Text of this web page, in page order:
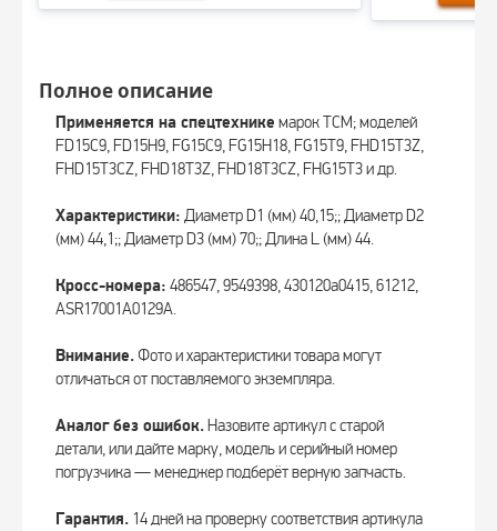
Полное описание
Применяется на спецтехнике марок TCM; моделей
FD15C9, FD15H9, FG15C9, FG15H18, FG15T9, FHD15T3Z,
FHD15T3CZ, FHD18T3Z, FHD18T3CZ, FHG15T3 и др.
Характеристики: Диаметр D1 (мм) 40,15;; Диаметр D2
(мм) 44,1;; Диаметр D3 (мм) 70;; Длина L (мм) 44.
Кросс-номера: 486547, 9549398, 430120a0415, 61212,
ASR17001A0129A.
Внимание.Фото и характеристики товара могут
отличаться от поставляемого экземпляра.
Аналог без ошибок.Назовите артикул с старой
детали, или дайте марку, модель и серийный номер
погрузчика — менеджер подберёт верную запчасть.
Гарантия. 14 дней на проверку соответствия артикула